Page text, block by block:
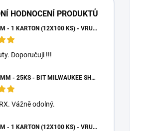
HODNOCENÍ PRODUKTŮ
TX 6X90MM - 1 KARTON (12X100 KS) - VRUTY DO DŘEVA S TALÍŘOVOU HLAVOU, WKCP
Doporučuji !!!
TX-30 - 25MM - 25KS - BIT MILWAUKEE SHOCKWAVE TORX
Vážně odolný.
TX 6X60MM - 1 KARTON (12X100 KS) - VRUTY DO DŘEVA S TALÍŘOVOU HLAVOU, WKCP